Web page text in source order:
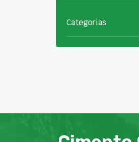
Categorias